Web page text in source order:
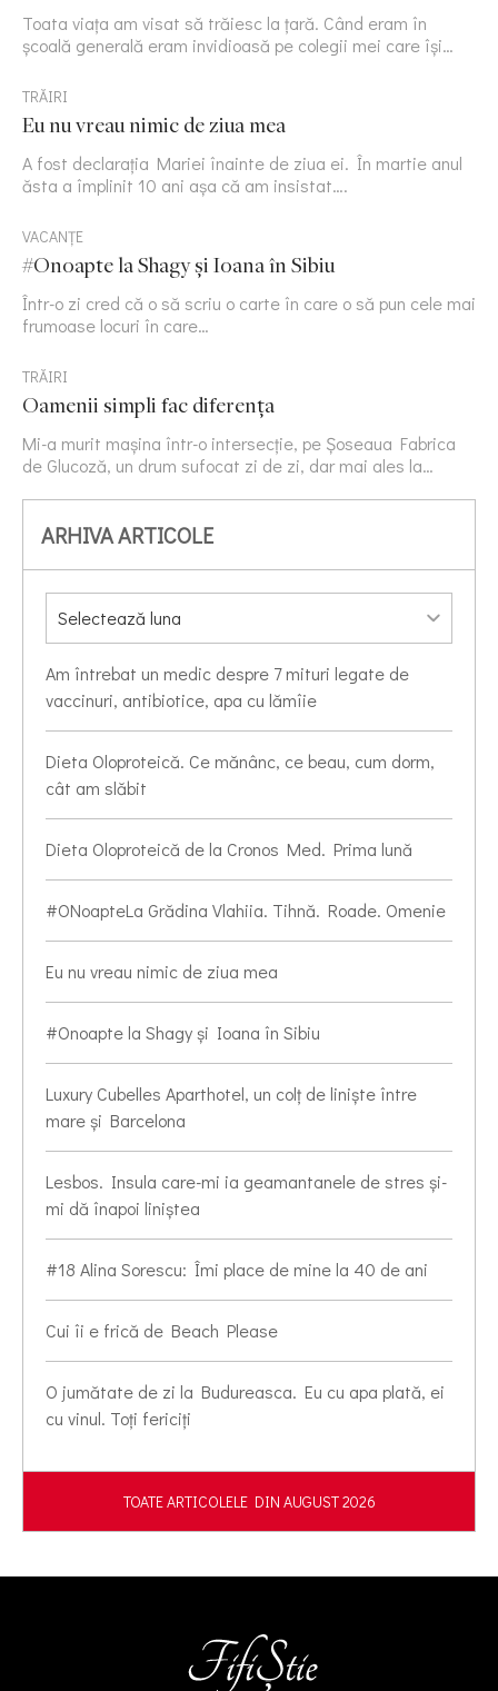
Toata viața am visat să trăiesc la țară. Când eram în
școală generală eram invidioasă pe colegii mei care își…
TRĂIRI
Eu nu vreau nimic de ziua mea
A fost declarația Mariei înainte de ziua ei. În martie anul
ăsta a împlinit 10 ani așa că am insistat….
VACANȚE
#Onoapte la Shagy și Ioana în Sibiu
Într-o zi cred că o să scriu o carte în care o să pun cele mai
frumoase locuri în care…
TRĂIRI
Oamenii simpli fac diferența
Mi-a murit mașina într-o intersecție, pe Șoseaua Fabrica
de Glucoză, un drum sufocat zi de zi, dar mai ales la…
ARHIVA ARTICOLE
Am întrebat un medic despre 7 mituri legate de
vaccinuri, antibiotice, apa cu lămîie
Dieta Oloproteică. Ce mănânc, ce beau, cum dorm,
cât am slăbit
Dieta Oloproteică de la Cronos Med. Prima lună
#ONoapteLa Grădina Vlahiia. Tihnă. Roade. Omenie
Eu nu vreau nimic de ziua mea
#Onoapte la Shagy și Ioana în Sibiu
Luxury Cubelles Aparthotel, un colț de liniște între
mare și Barcelona
Lesbos. Insula care-mi ia geamantanele de stres și-
mi dă înapoi liniștea
#18 Alina Sorescu: Îmi place de mine la 40 de ani
Cui îi e frică de Beach Please
O jumătate de zi la Budureasca. Eu cu apa plată, ei
cu vinul. Toți fericiți
TOATE ARTICOLELE DIN AUGUST 2026